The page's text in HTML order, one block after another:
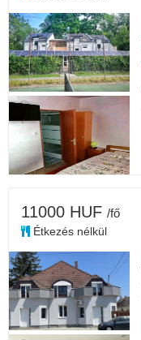
11000 HUF /fő
Étkezés nélkül